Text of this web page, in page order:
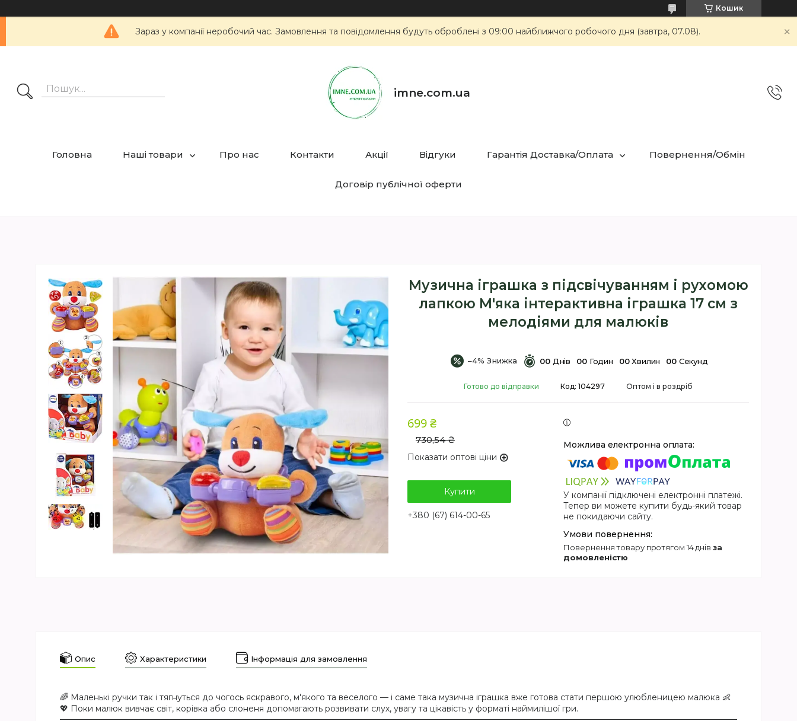
Кошик
Зараз у компанії неробочий час. Замовлення та повідомлення будуть оброблені з 09:00 найближчого робочого дня (завтра, 07.08).
imne.com.ua
Головна Наші товари Про нас Контакти Акції Відгуки Гарантія Доставка/Оплата Повернення/Обмін
Договір публічної оферти
Музична іграшка з підсвічуванням і рухомою
лапкою М'яка інтерактивна іграшка 17 см з
мелодіями для малюків
–4% 00 Днів 00 Годин 00 Хвилин 00 Секунд
Готово до відправки Оптом і в роздріб
Код: 104297
730,54 ₴
699 ₴
Показати оптові ціни
Купити
+380 (67) 614-00-65
У компанії підключені електронні платежі.
Тепер ви можете купити будь-який товар
не покидаючи сайту.
повернення товару протягом 14 днів за
домовленістю
Опис Характеристики Інформація для замовлення
🌈 Маленькі ручки так і тягнуться до чогось яскравого, м'якого та веселого — і саме така музична іграшка вже готова стати першою улюбленицею малюка 👶
💖 Поки малюк вивчає світ, корівка або слоненя допомагають розвивати слух, увагу та цікавість у форматі наймилішої гри.